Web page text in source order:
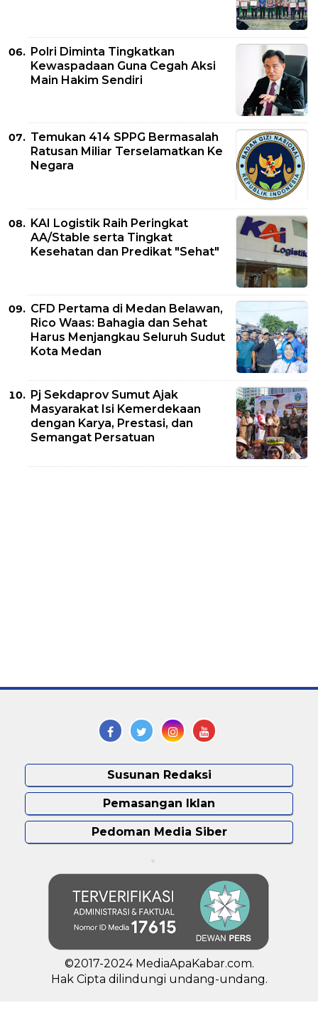
Polri Diminta Tingkatkan
Kewaspadaan Guna Cegah Aksi
Main Hakim Sendiri
Temukan 414 SPPG Bermasalah
Ratusan Miliar Terselamatkan Ke
Negara
KAI Logistik Raih Peringkat
AA/Stable serta Tingkat
Kesehatan dan Predikat "Sehat"
CFD Pertama di Medan Belawan,
Rico Waas: Bahagia dan Sehat
Harus Menjangkau Seluruh Sudut
Kota Medan
Pj Sekdaprov Sumut Ajak
Masyarakat Isi Kemerdekaan
dengan Karya, Prestasi, dan
Semangat Persatuan
Susunan Redaksi
Pemasangan Iklan
Pedoman Media Siber
©2017-2024 MediaApaKabar.com.
Hak Cipta dilindungi undang-undang.